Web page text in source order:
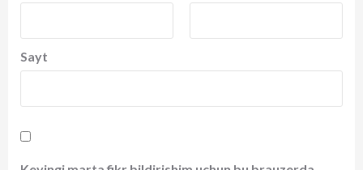
Sayt